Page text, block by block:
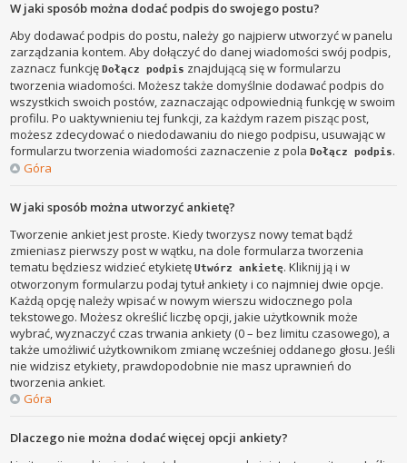
W jaki sposób można dodać podpis do swojego postu?
Aby dodawać podpis do postu, należy go najpierw utworzyć w panelu
zarządzania kontem. Aby dołączyć do danej wiadomości swój podpis,
zaznacz funkcjęDołącz podpis znajdującą się w formularzu
tworzenia wiadomości. Możesz także domyślnie dodawać podpis do
wszystkich swoich postów, zaznaczając odpowiednią funkcję w swoim
profilu. Po uaktywnieniu tej funkcji, za każdym razem pisząc post,
możesz zdecydować o niedodawaniu do niego podpisu, usuwając w
formularzu tworzenia wiadomości zaznaczenie z polaDołącz podpis.
Góra
W jaki sposób można utworzyć ankietę?
Tworzenie ankiet jest proste. Kiedy tworzysz nowy temat bądź
zmieniasz pierwszy post w wątku, na dole formularza tworzenia
tematu będziesz widzieć etykietęUtwórz ankietę. Kliknij ją i w
otworzonym formularzu podaj tytuł ankiety i co najmniej dwie opcje.
Każdą opcję należy wpisać w nowym wierszu widocznego pola
tekstowego. Możesz określić liczbę opcji, jakie użytkownik może
wybrać, wyznaczyć czas trwania ankiety (0 – bez limitu czasowego), a
także umożliwić użytkownikom zmianę wcześniej oddanego głosu. Jeśli
nie widzisz etykiety, prawdopodobnie nie masz uprawnień do
tworzenia ankiet.
Góra
Dlaczego nie można dodać więcej opcji ankiety?